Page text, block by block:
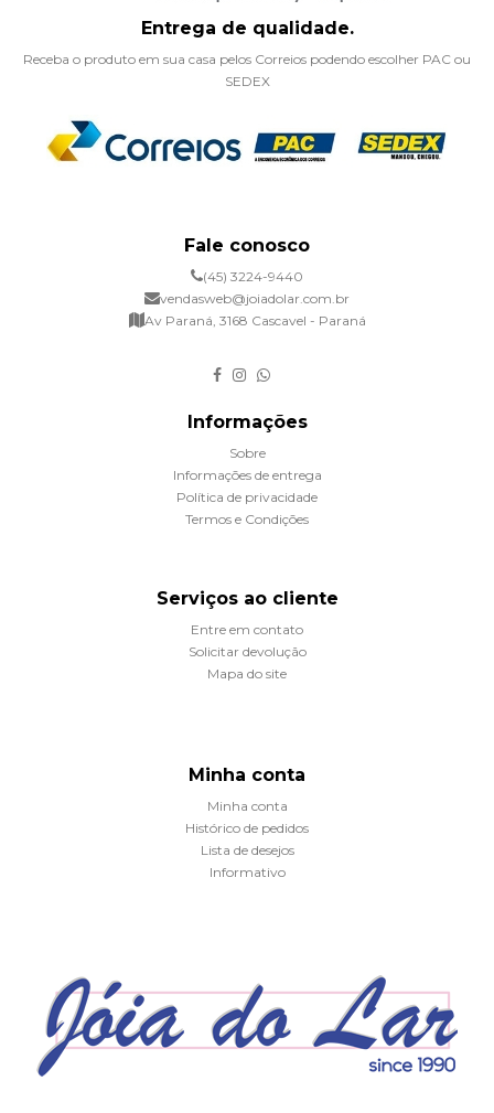
Entrega de qualidade.
Receba o produto em sua casa pelos Correios podendo escolher PAC ou
SEDEX
Fale conosco
(45) 3224-9440
vendasweb@joiadolar.com.br
Av Paraná, 3168 Cascavel - Paraná
Informações
Sobre
Informações de entrega
Política de privacidade
Termos e Condições
Serviços ao cliente
Entre em contato
Solicitar devolução
Mapa do site
Minha conta
Minha conta
Histórico de pedidos
Lista de desejos
Informativo